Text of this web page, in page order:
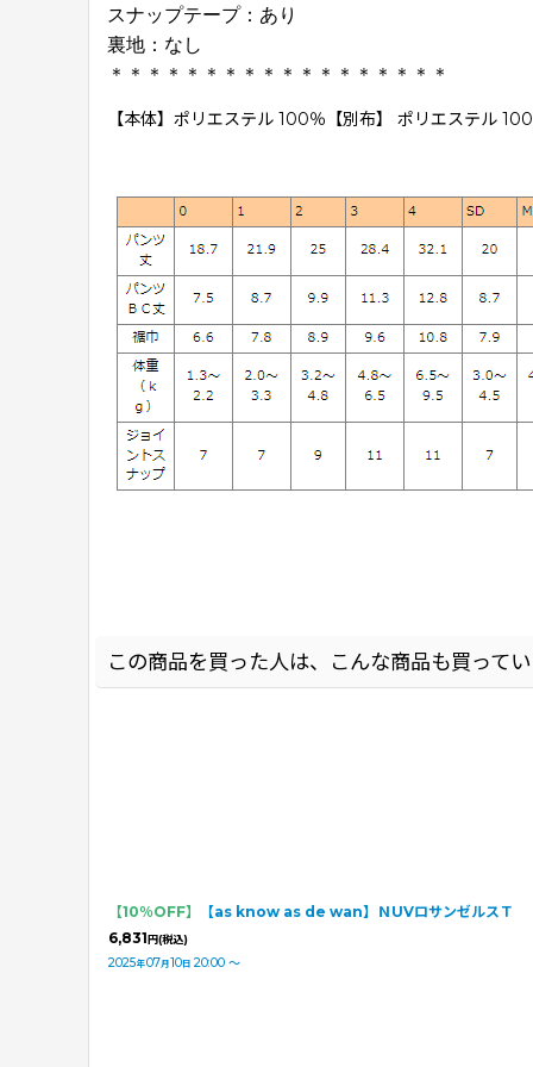
スナップテープ：あり
裏地：なし
＊＊＊＊＊＊＊＊＊＊＊＊＊＊＊＊＊＊
【本体】ポリエステル 100％【別布】 ポリエステル
この商品を買った人は、こんな商品も買って
【10％OFF】
【as know as de wan】ＮUVロサンゼルスＴ
6,831 円(税込)
2025年07月10日 20:00 ～